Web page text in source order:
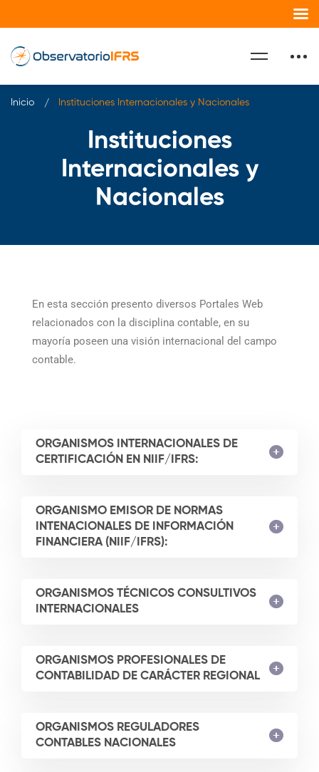
Instituciones
Internacionales y
Nacionales
Inicio Instituciones Internacionales y Nacionales
En esta sección presento diversos Portales Web
relacionados con la disciplina contable, en su
mayoría poseen una visión internacional del campo
contable.
ORGANISMOS INTERNACIONALES DE
CERTIFICACIÓN EN NIIF/IFRS:
ORGANISMO EMISOR DE NORMAS
INTENACIONALES DE INFORMACIÓN
FINANCIERA (NIIF/IFRS):
ORGANISMOS TÉCNICOS CONSULTIVOS
INTERNACIONALES
ORGANISMOS PROFESIONALES DE
CONTABILIDAD DE CARÁCTER REGIONAL
ORGANISMOS REGULADORES
CONTABLES NACIONALES